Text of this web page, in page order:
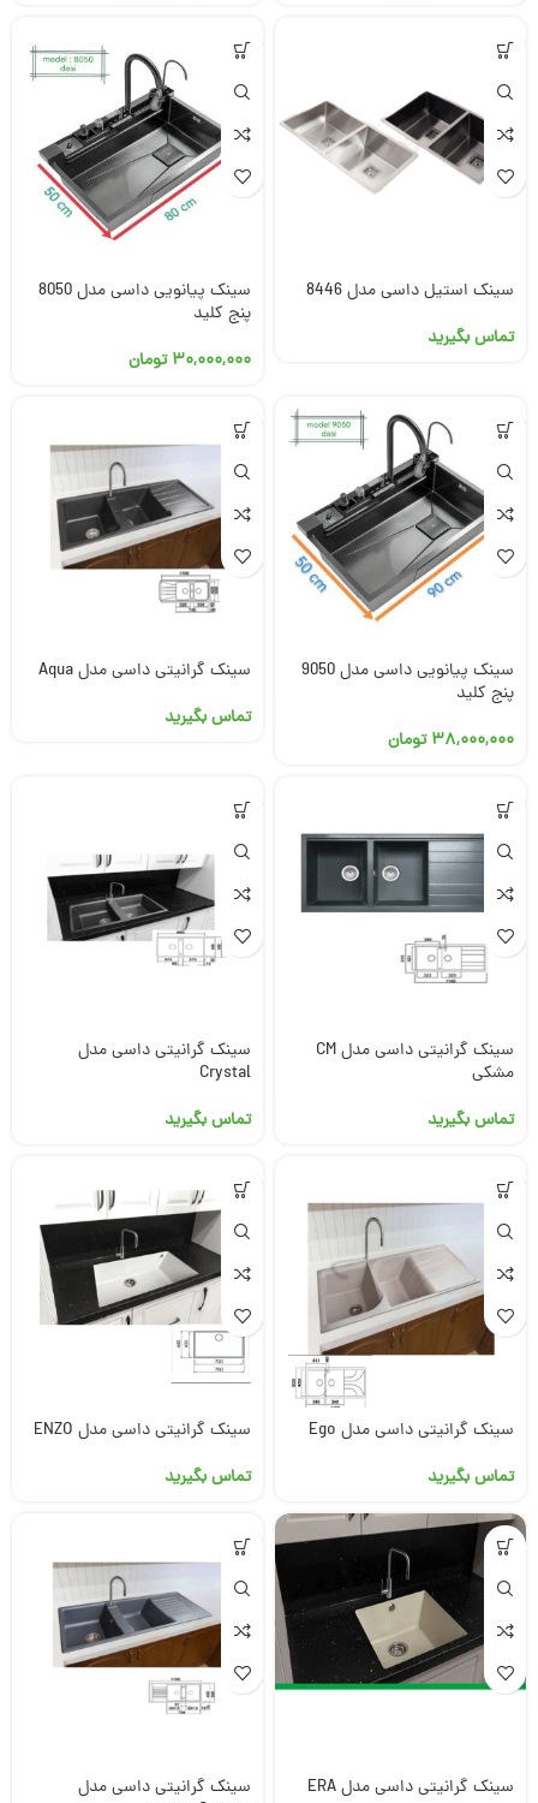
سینک استیل داسی مدل 8446
تماس بگیرید
سینک پیانویی داسی مدل 8050
پنج کلید
۳۰,۰۰۰,۰۰۰ تومان
سینک پیانویی داسی مدل 9050
پنج کلید
۳۸,۰۰۰,۰۰۰ تومان
سینک گرانیتی داسی مدل Aqua
تماس بگیرید
سینک گرانیتی داسی مدل CM
مشکی
تماس بگیرید
سینک گرانیتی داسی مدل
Crystal
تماس بگیرید
سینک گرانیتی داسی مدل Ego
تماس بگیرید
سینک گرانیتی داسی مدل ENZO
تماس بگیرید
سینک گرانیتی داسی مدل ERA
سینک گرانیتی داسی مدل